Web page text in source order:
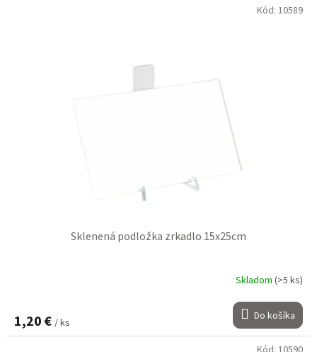
Sklenená podložka zrkadlo 15x25cm
Skladom (>5 ks)
1,20 € / ks Do košíka
Kód: 10589